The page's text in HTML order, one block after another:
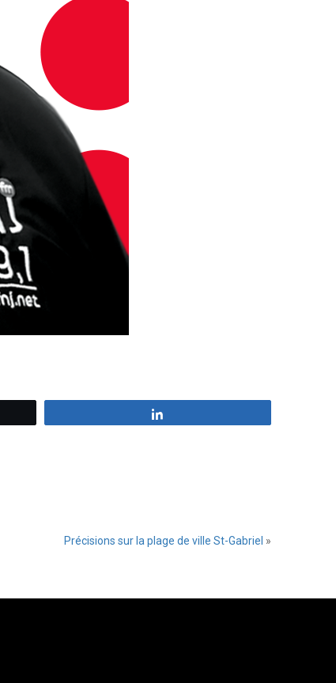
Précisions sur la plage de ville St-Gabriel »